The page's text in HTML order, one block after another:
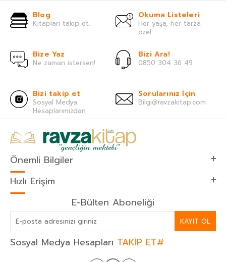
Blog
Kitapları takip et.
Okuma Listeleri
Her yaşa, her tarza
özel.
Bize Yaz
Ne zaman istersen!
Bizi Ara!
0850 304 36 49
Bizi takip et
Sosyal Medya
Hesaplarımızdan
Sorularınız İçin
Bilgi@ravzakitap.com
Önemli Bilgiler
Hızlı Erişim
E-Bülten Aboneliği
KAYIT OL
Sosyal Medya Hesapları TAKİP ET#